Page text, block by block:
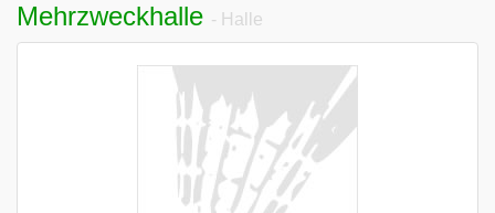
Mehrzweckhalle - Halle